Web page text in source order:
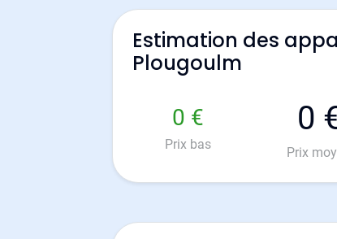
Estimation des
Plougoulm
0 €
Prix bas
0
Prix